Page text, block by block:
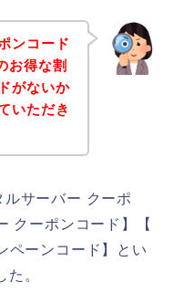
ンコード
お得な割
がないか
いただき
サーバー クーポ
クーポンコード】【
ペーンコード】とい
。